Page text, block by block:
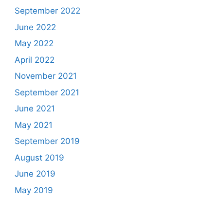
September 2022
June 2022
May 2022
April 2022
November 2021
September 2021
June 2021
May 2021
September 2019
August 2019
June 2019
May 2019